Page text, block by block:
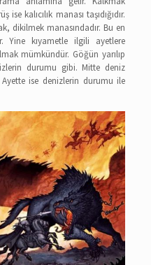
kalıcılık manası taşıdığıdır.
dikilmek manasındadır. Bu en
Yine kıyametle ilgili ayetlere
mümkündür. Göğün yarılıp
durumu gibi. Mitte deniz
ise denizlerin durumu ile